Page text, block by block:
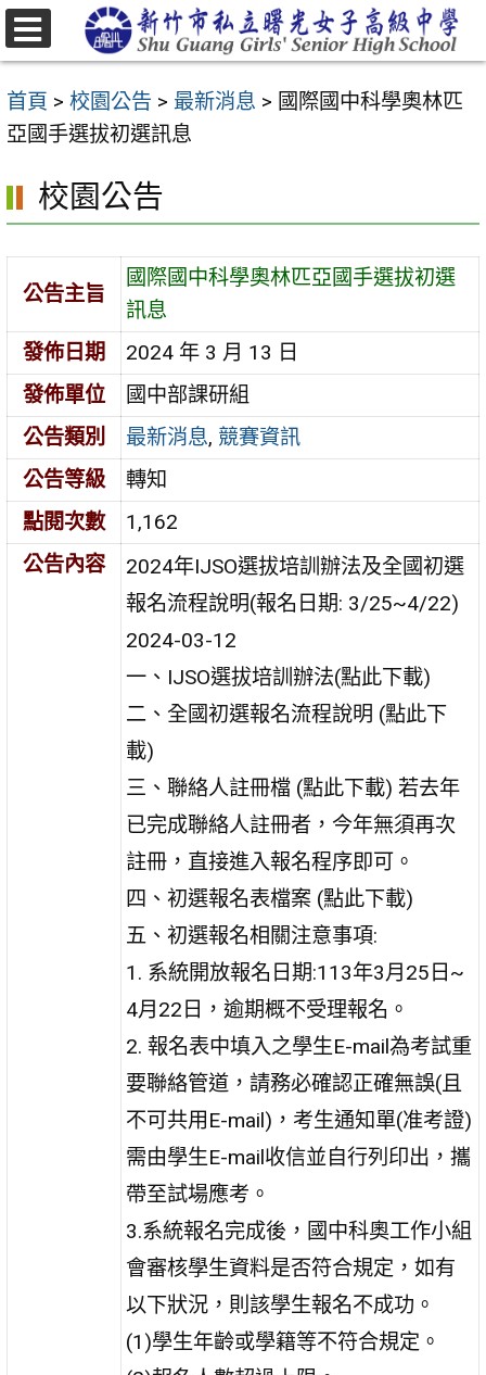
跳
至
要
內
區
首頁 > 校園公告 > 最新消息 > 國際國中科學奧林匹
亞國手選拔初選訊息
校園公告
公告主旨
國際國中科學奧林匹亞國手選拔初選
訊息
發佈日期
2024 年 3 月 13 日
發佈單位
國中部課研組
公告類別
最新消息, 競賽資訊
公告等級
轉知
點閱次數
1,162
公告內容
2024年IJSO選拔培訓辦法及全國初選
報名流程說明(報名日期: 3/25~4/22)
2024-03-12
一、IJSO選拔培訓辦法(點此下載)
二、全國初選報名流程說明 (點此下
載)
三、聯絡人註冊檔 (點此下載) 若去年
已完成聯絡人註冊者，今年無須再次
註冊，直接進入報名程序即可。
四、初選報名表檔案 (點此下載)
五、初選報名相關注意事項:
1. 系統開放報名日期:113年3月25日~
4月22日，逾期概不受理報名。
2. 報名表中填入之學生E-mail為考試重
要聯絡管道，請務必確認正確無誤(且
不可共用E-mail)，考生通知單(准考證)
需由學生E-mail收信並自行列印出，攜
帶至試場應考。
3.系統報名完成後，國中科奧工作小組
會審核學生資料是否符合規定，如有
以下狀況，則該學生報名不成功。
(1)學生年齡或學籍等不符合規定。
選
單